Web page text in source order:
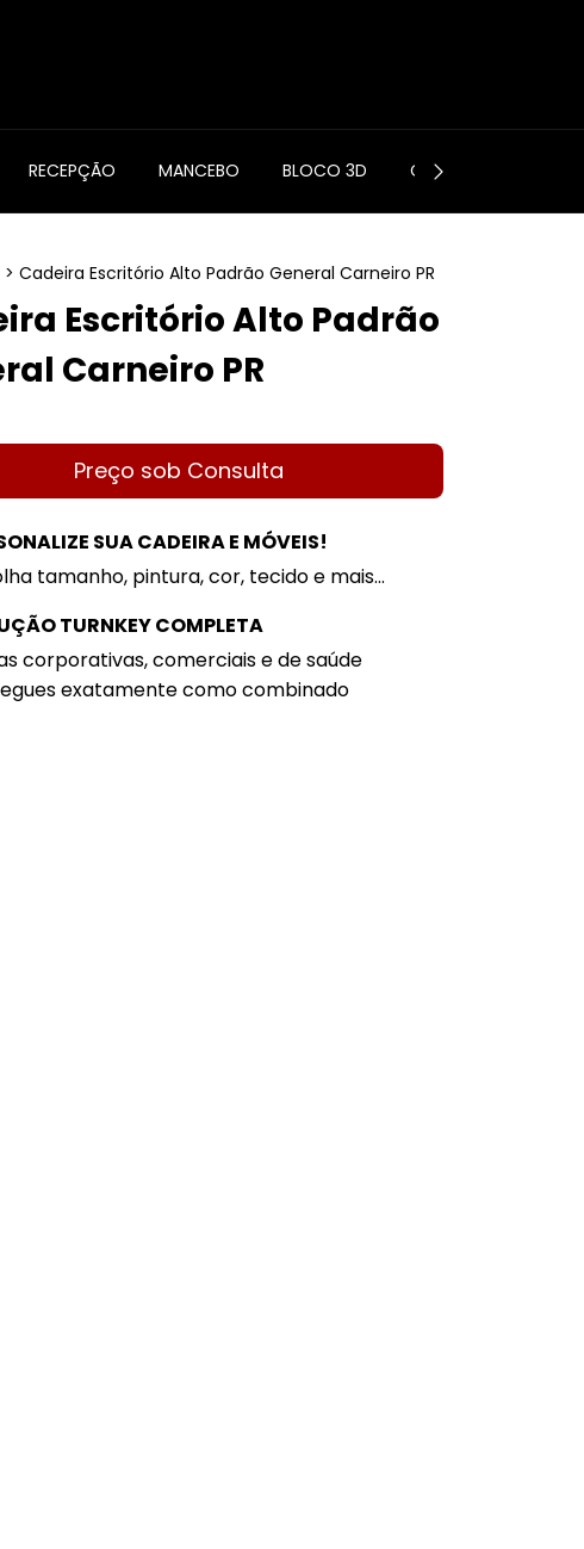
RECEPÇÃO MANCEBO BLOCO 3D CONTATO
> Cadeira Escritório Alto Padrão General Carneiro PR
Escritório Alto Padrão
Carneiro PR
SUA CADEIRA E MÓVEIS!
tamanho, pintura, cor, tecido e mais...
TURNKEY COMPLETA
corporativas, comerciais e de saúde
exatamente como combinado